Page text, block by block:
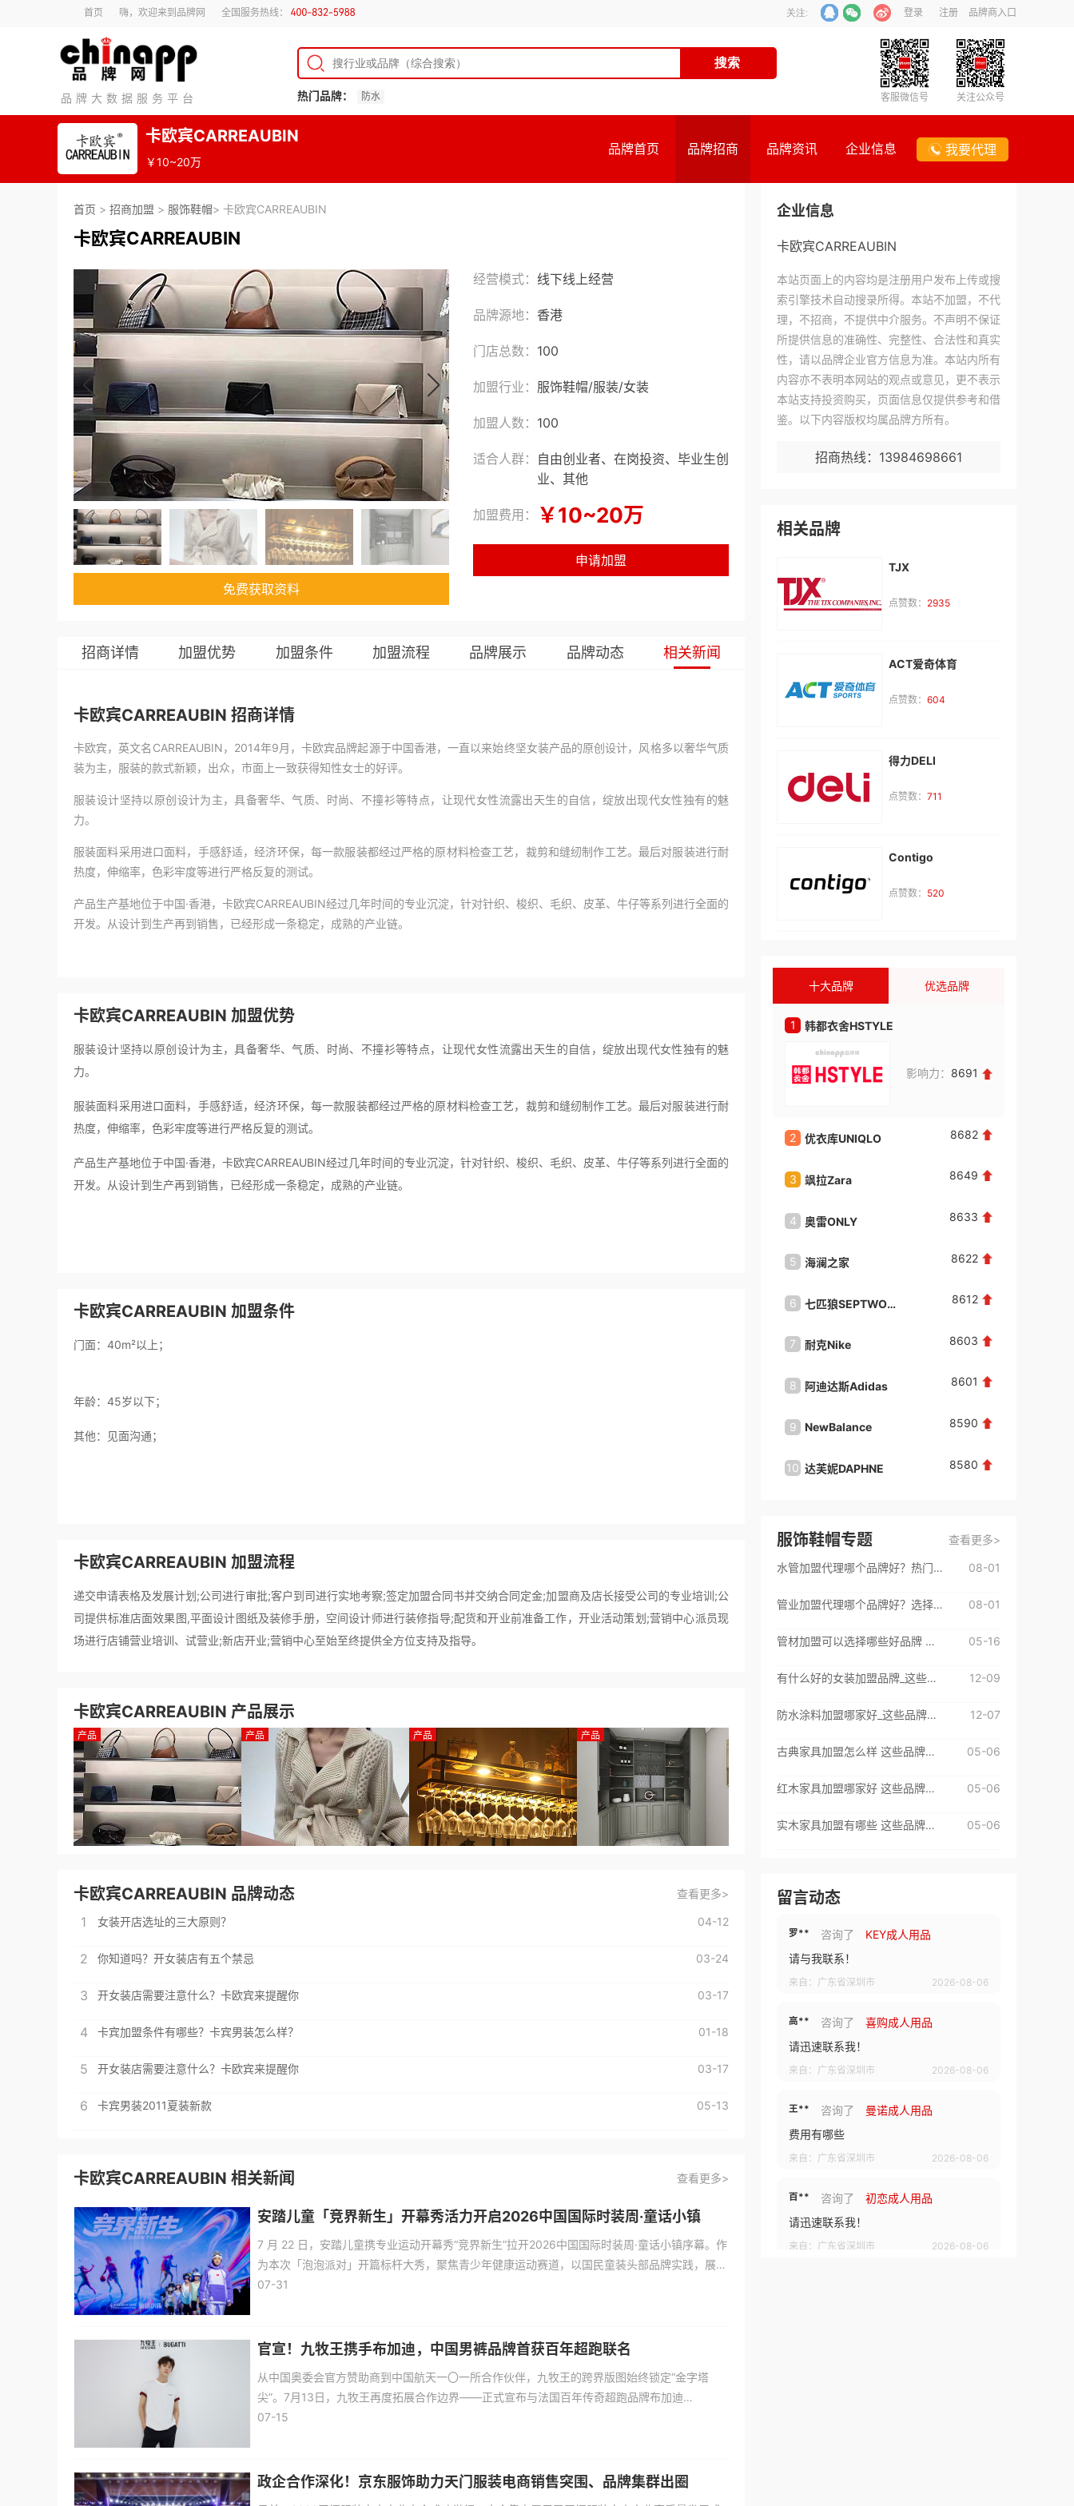
首页 嗨，欢迎来到品牌网 全国服务热线： 登录 注册 品牌商入口
关注:
品牌大数据服务平台 热门品牌： 防水 客服微信号 关注公众号
卡欧宾CARREAUBIN
￥10~20万
品牌首页 品牌招商 品牌资讯 企业信息 我要代理
首页 > 招商加盟 > 服饰鞋帽> 卡欧宾CARREAUBIN
卡欧宾CARREAUBIN
免费获取资料
经营模式： 线下线上经营
品牌源地： 香港
门店总数： 100
加盟行业： 服饰鞋帽/服装/女装
加盟人数： 100
适合人群： 自由创业者、在岗投资、毕业生创
业、其他
加盟费用： ￥10~20万
申请加盟
招商详情 加盟优势 加盟条件 加盟流程 品牌展示 品牌动态 相关新闻
卡欧宾CARREAUBIN 招商详情
卡欧宾，英文名CARREAUBIN，2014年9月，卡欧宾品牌起源于中国香港，一直以来始终坚女装产品的原创设计，风格多以奢华气质
装为主，服装的款式新颖，出众，市面上一致获得知性女士的好评。
服装设计坚持以原创设计为主，具备奢华、气质、时尚、不撞衫等特点，让现代女性流露出天生的自信，绽放出现代女性独有的魅
力。
服装面料采用进口面料，手感舒适，经济环保，每一款服装都经过严格的原材料检查工艺，裁剪和缝纫制作工艺。最后对服装进行耐
热度，伸缩率，色彩牢度等进行严格反复的测试。
产品生产基地位于中国·香港，卡欧宾CARREAUBIN经过几年时间的专业沉淀，针对针织、梭织、毛织、皮革、牛仔等系列进行全面的
开发。从设计到生产再到销售，已经形成一条稳定，成熟的产业链。
卡欧宾CARREAUBIN 加盟优势
服装设计坚持以原创设计为主，具备奢华、气质、时尚、不撞衫等特点，让现代女性流露出天生的自信，绽放出现代女性独有的魅
力。
服装面料采用进口面料，手感舒适，经济环保，每一款服装都经过严格的原材料检查工艺，裁剪和缝纫制作工艺。最后对服装进行耐
热度，伸缩率，色彩牢度等进行严格反复的测试。
产品生产基地位于中国·香港，卡欧宾CARREAUBIN经过几年时间的专业沉淀，针对针织、梭织、毛织、皮革、牛仔等系列进行全面的
开发。从设计到生产再到销售，已经形成一条稳定，成熟的产业链。
卡欧宾CARREAUBIN 加盟条件
门面：40m²以上；
年龄：45岁以下；
其他：见面沟通；
卡欧宾CARREAUBIN 加盟流程
递交申请表格及发展计划;公司进行审批;客户到司进行实地考察;签定加盟合同书并交纳合同定金;加盟商及店长接受公司的专业培训;公
司提供标准店面效果图,平面设计图纸及装修手册，空间设计师进行装修指导;配货和开业前准备工作，开业活动策划;营销中心派员现
场进行店铺营业培训、试营业;新店开业;营销中心至始至终提供全方位支持及指导。
卡欧宾CARREAUBIN 产品展示
产品 产品 产品 产品
查看更多>
卡欧宾CARREAUBIN 品牌动态
1 女装开店选址的三大原则？ 04-12
2 你知道吗？开女装店有五个禁忌 03-24
3 开女装店需要注意什么？卡欧宾来提醒你 03-17
4 卡宾加盟条件有哪些？卡宾男装怎么样？ 01-18
5 开女装店需要注意什么？卡欧宾来提醒你 03-17
6 卡宾男装2011夏装新款 05-13
查看更多>
卡欧宾CARREAUBIN 相关新闻
安踏儿童「竞界新生」开幕秀活力开启2026中国国际时装周·童话小镇
7 月 22 日，安踏儿童携专业运动开幕秀“竞界新生”拉开2026中国国际时装周·童话小镇序幕。作
为本次「泡泡派对」开篇标杆大秀，聚焦青少年健康运动赛道，以国民童装头部品牌实践，展现
国产儿童运动服饰在功能研发、场景细分、青少年成长关怀领域的创新成果，以活力少年穿搭为
07-31
官宣！九牧王携手布加迪，中国男裤品牌首获百年超跑联名
从中国奥委会官方赞助商到中国航天一〇一所合作伙伴，九牧王的跨界版图始终锁定“金字塔
尖”。7月13日，九牧王再度拓展合作边界——正式宣布与法国百年传奇超跑品牌布加迪
（BUGATTI）达成联名合作，获得其在中国服饰品类的首个授权。至此，九牧王以大国品质为
07-15
政企合作深化！京东服饰助力天门服装电商销售突围、品牌集群出圈
企业信息
卡欧宾CARREAUBIN
本站页面上的内容均是注册用户发布上传或搜
索引擎技术自动搜录所得。本站不加盟，不代
理，不招商，不提供中介服务。不声明不保证
所提供信息的准确性、完整性、合法性和真实
性，请以品牌企业官方信息为准。本站内所有
内容亦不表明本网站的观点或意见，更不表示
本站支持投资购买，页面信息仅提供参考和借
鉴。以下内容版权均属品牌方所有。
招商热线：13984698661
相关品牌
TJX
点赞数： 2935
ACT爱奇体育
点赞数： 604
得力DELI
点赞数： 711
Contigo
点赞数： 520
十大品牌 优选品牌
1 韩都衣舍HSTYLE
影响力： 8691
2 优衣库UNIQLO 8682
3 飒拉Zara 8649
4 奥雷ONLY 8633
5 海澜之家 8622
6 七匹狼SEPTWOLVES 8612
7 耐克Nike 8603
8 阿迪达斯Adidas 8601
9 NewBalance 8590
10 达芙妮DAPHNE 8580
查看更多>
服饰鞋帽专题
水管加盟代理哪个品牌好？热门品牌都在这里了 08-01
管业加盟代理哪个品牌好？选择这些挺不错 08-01
管材加盟可以选择哪些好品牌 来看看这些优质加盟品牌吧 05-16
有什么好的女装加盟品牌_这些品牌很不错 12-09
防水涂料加盟哪家好_这些品牌很不错 12-07
古典家具加盟怎么样 这些品牌值得选择 05-06
红木家具加盟哪家好 这些品牌值得信赖 05-06
实木家具加盟有哪些 这些品牌很不错 05-06
留言动态
李** 咨询了
曼诺成人用品
杨** 咨询了
柚子成人
武** 咨询了
baddragons成人用品
品牌所需要的费用有哪些
来自：广东省深圳市
咨询了
请与我联系！
高** 咨询了
喜购成人用品
来自：广东省深圳市
王** 咨询了
费用有哪些
请迅速联系我！
请迅速联系我！
2026-08-06
来自：广东省深圳市
请迅速联系我！
咨询了
曼诺成人用品
2026-08-06
来自：广东省深圳市
杨** 咨询了
柚子成人
请介绍下具体加盟情况
来自：广东省深圳市
罗** 咨询了
KEY成人用品
请与我联系！
2026-08-06
来自：广东省深圳市
高** 咨询了
喜购成人用品
请迅速联系我！
2026-08-06
来自：广东省深圳市
王** 咨询了
曼诺成人用品
费用有哪些
2026-08-06
来自：广东省深圳市
百** 咨询了
初恋成人用品
请迅速联系我！
2026-08-06
来自：广东省深圳市